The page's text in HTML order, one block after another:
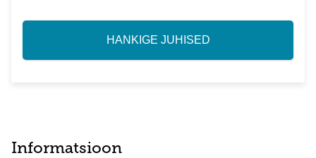
HANKIGE JUHISED
Informatsioon